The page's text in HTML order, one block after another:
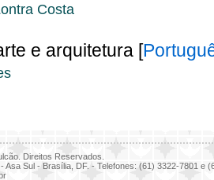
Costa
e arquitetura [
Direitos Reservados.
Asa Sul - Brasília, DF. - Telefones: (61) 3322-7801 e